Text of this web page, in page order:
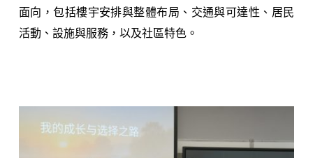
面向，包括樓宇安排與整體布局、交通與可達性、居民
活動、設施與服務，以及社區特色。